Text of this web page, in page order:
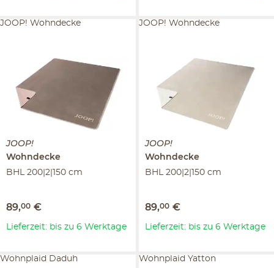
JOOP!
Wohndecke
BHL 200|2|150 cm
89,00 €
JOOP! Wohndecke
Lieferzeit: bis zu 6 Werktage
JOOP!
Wohndecke
BHL 200|2|150 cm
89,00 €
JOOP! Wohndecke
Lieferzeit: bis zu 6 Werktage
Wohnplaid Daduh Wohnplaid Yatton